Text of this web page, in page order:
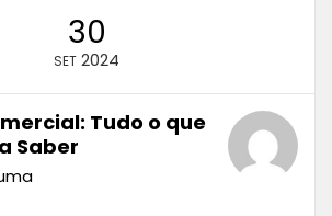
30
SET 2024
Tudo o que
Saber